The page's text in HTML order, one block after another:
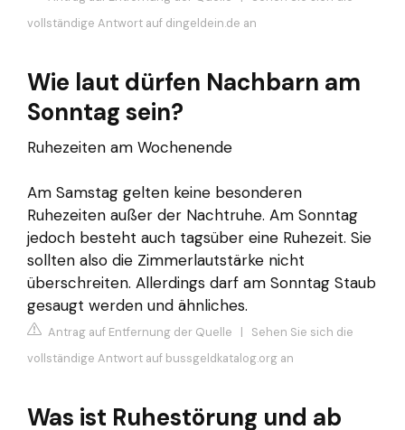
vollständige Antwort auf dingeldein.de an
Wie laut dürfen Nachbarn am
Sonntag sein?
Ruhezeiten am Wochenende
Am Samstag gelten keine besonderen
Ruhezeiten außer der Nachtruhe. Am Sonntag
jedoch besteht auch tagsüber eine Ruhezeit. Sie
sollten also die Zimmerlautstärke nicht
überschreiten. Allerdings darf am Sonntag Staub
gesaugt werden und ähnliches.
Antrag auf Entfernung der Quelle | Sehen Sie sich die
vollständige Antwort auf bussgeldkatalog.org an
Was ist Ruhestörung und ab